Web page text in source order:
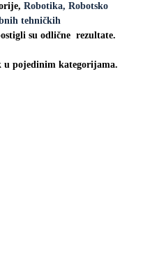
Robotika, Robotsko
tehničkih
su odlične rezultate.
u pojedinim kategorijama.